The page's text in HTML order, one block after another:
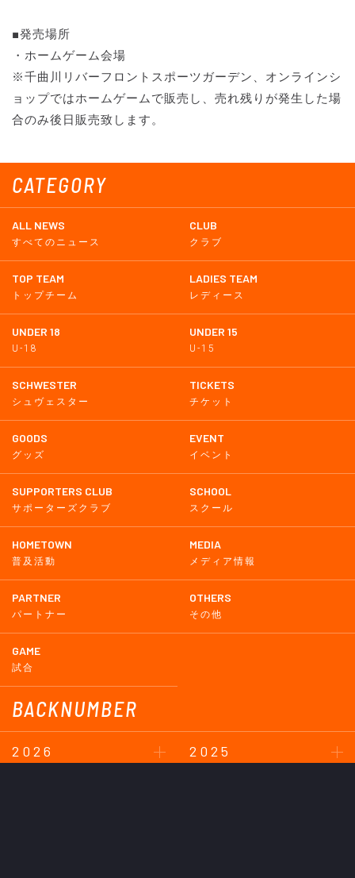
CATEGORY
ALL NEWS
すべてのニュース
CLUB
クラブ
TOP TEAM
トップチーム
LADIES TEAM
レディース
UNDER 18
U-18
UNDER 15
U-15
SCHWESTER
シュヴェスター
TICKETS
チケット
GOODS
グッズ
EVENT
イベント
SUPPORTERS CLUB
サポーターズクラブ
SCHOOL
スクール
HOMETOWN
普及活動
MEDIA
メディア情報
PARTNER
パートナー
OTHERS
その他
GAME
試合
BACKNUMBER
2026
2025
■発売場所
・ホームゲーム会場
※千曲川リバーフロントスポーツガーデン、オンラインシ
ョップではホームゲームで販売し、売れ残りが発生した場
合のみ後日販売致します。